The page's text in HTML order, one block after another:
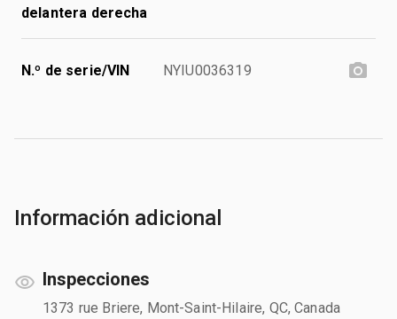
delantera derecha
N.º de serie/VIN NYIU0036319
Información adicional
Inspecciones
1373 rue Briere, Mont-Saint-Hilaire, QC, Canada